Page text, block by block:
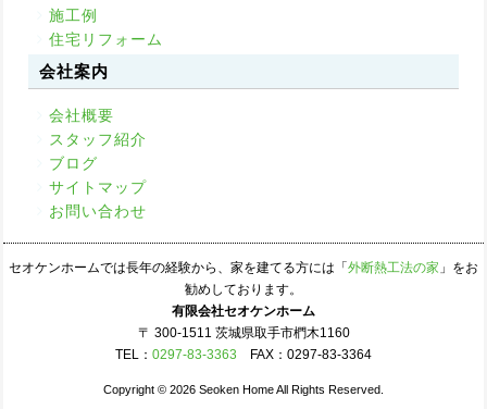
施工例
住宅リフォーム
会社案内
会社概要
スタッフ紹介
ブログ
サイトマップ
お問い合わせ
セオケンホームでは長年の経験から、家を建てる方には「 外断熱工法の家 」をお
勧めしております。
有限会社セオケンホーム
〒 300-1511 茨城県取手市椚木1160
TEL： 0297-83-3363 FAX：0297-83-3364
Copyright © 2026 Seoken Home All Rights Reserved.